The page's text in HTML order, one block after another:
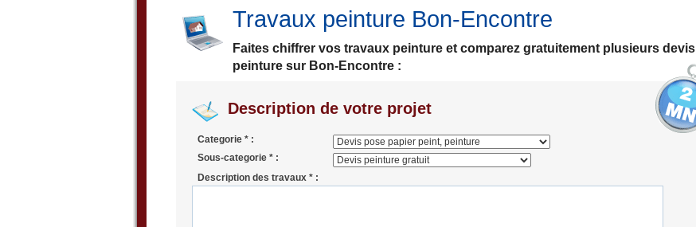
Travaux peinture Bon-Encontre
Faites chiffrer vos travaux peinture et comparez gratuitement plusieurs devis
peinture sur Bon-Encontre :
Description de votre projet
Categorie * :
Sous-categorie * :
Description des travaux * :